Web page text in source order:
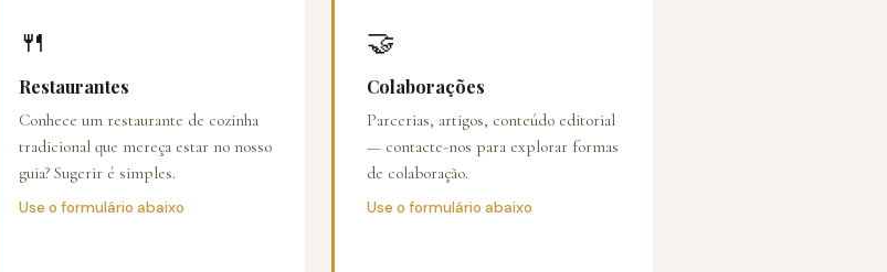
🍴
Restaurantes
Conhece um restaurante de cozinha
tradicional que mereça estar no nosso
guia? Sugerir é simples.
Use o formulário abaixo
🤝
Colaborações
Parcerias, artigos, conteúdo editorial
— contacte-nos para explorar formas
de colaboração.
Use o formulário abaixo